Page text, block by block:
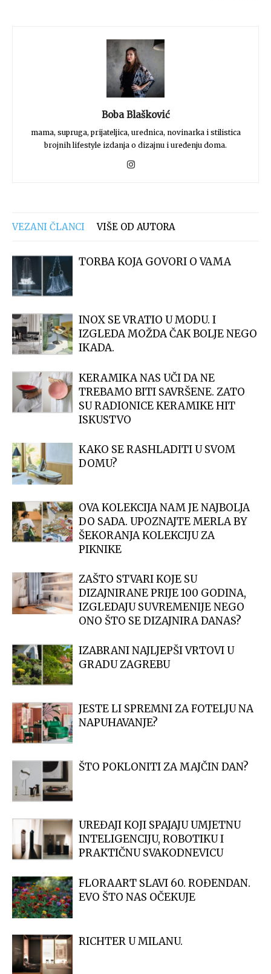
Boba Blašković
mama, supruga, prijateljica, urednica, novinarka i stilistica
brojnih lifestyle izdanja o dizajnu i uređenju doma.
VEZANI ČLANCI VIŠE OD AUTORA
TORBA KOJA GOVORI O VAMA
INOX SE VRATIO U MODU. I
IZGLEDA MOŽDA ČAK BOLJE NEGO
IKADA.
KERAMIKA NAS UČI DA NE
TREBAMO BITI SAVRŠENE. ZATO
SU RADIONICE KERAMIKE HIT
ISKUSTVO
KAKO SE RASHLADITI U SVOM
DOMU?
OVA KOLEKCIJA NAM JE NAJBOLJA
DO SADA. UPOZNAJTE MERLA BY
ŠEKORANJA KOLEKCIJU ZA
PIKNIKE
ZAŠTO STVARI KOJE SU
DIZAJNIRANE PRIJE 100 GODINA,
IZGLEDAJU SUVREMENIJE NEGO
ONO ŠTO SE DIZAJNIRA DANAS?
IZABRANI NAJLJEPŠI VRTOVI U
GRADU ZAGREBU
JESTE LI SPREMNI ZA FOTELJU NA
NAPUHAVANJE?
ŠTO POKLONITI ZA MAJČIN DAN?
UREĐAJI KOJI SPAJAJU UMJETNU
INTELIGENCIJU, ROBOTIKU I
PRAKTIČNU SVAKODNEVICU
FLORAART SLAVI 60. ROĐENDAN.
EVO ŠTO NAS OČEKUJE
RICHTER U MILANU.